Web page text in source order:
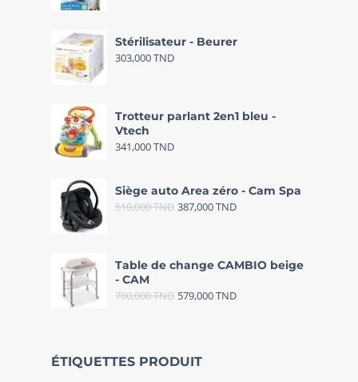
Stérilisateur - Beurer
303,000TND
Trotteur parlant 2en1 bleu -
Vtech
341,000TND
Siège auto Area zéro - Cam Spa
510,000TND 387,000TND
Table de change CAMBIO beige
- CAM
700,000TND 579,000TND
ÉTIQUETTES PRODUIT